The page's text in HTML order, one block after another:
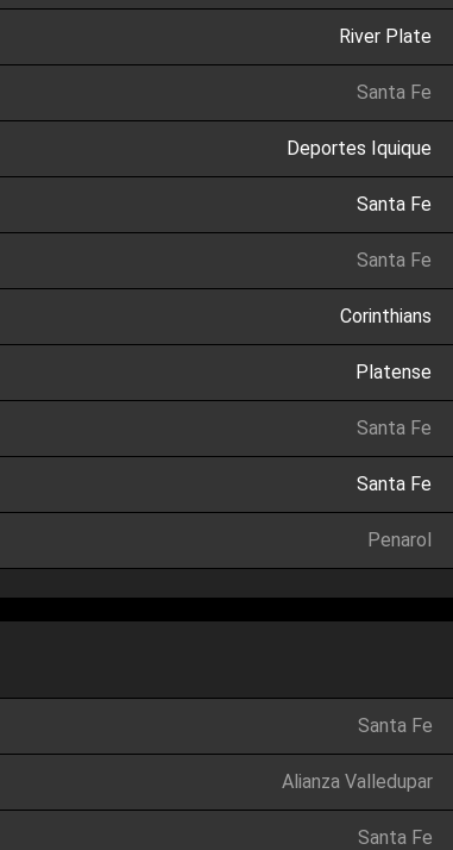
River Plate
Santa Fe
Deportes Iquique
Santa Fe
Santa Fe
Corinthians
Platense
Santa Fe
Santa Fe
Penarol
Santa Fe
Alianza Valledupar
Santa Fe